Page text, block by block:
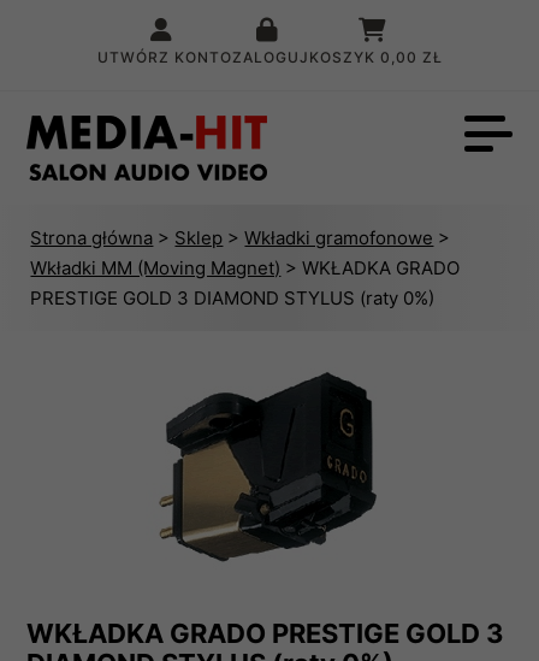
UTWÓRZ KONTOZALOGUJ KOSZYK 0,00 ZŁ
Strona główna > Sklep >Wkładki gramofonowe >
Wkładki MM (Moving Magnet) > WKŁADKA GRADO
PRESTIGE GOLD 3 DIAMOND STYLUS (raty 0%)
WKŁADKA GRADO PRESTIGE GOLD 3